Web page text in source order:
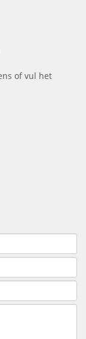
of vul het